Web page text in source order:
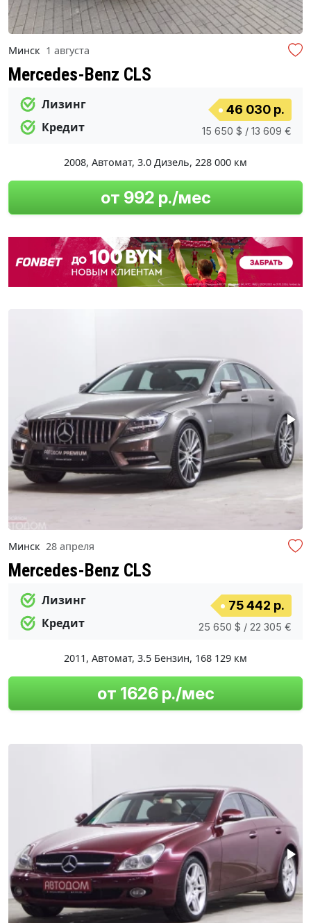
Минск 1 августа
Mercedes-Benz CLS
Лизинг
Кредит
46 030 р.
15 650 $ / 13 609 €
2008, Автомат, 3.0 Дизель, 228 000 км
от 992 р./мес
Минск 28 апреля
Mercedes-Benz CLS
Лизинг
Кредит
75 442 р.
25 650 $ / 22 305 €
2011, Автомат, 3.5 Бензин, 168 129 км
от 1626 р./мес